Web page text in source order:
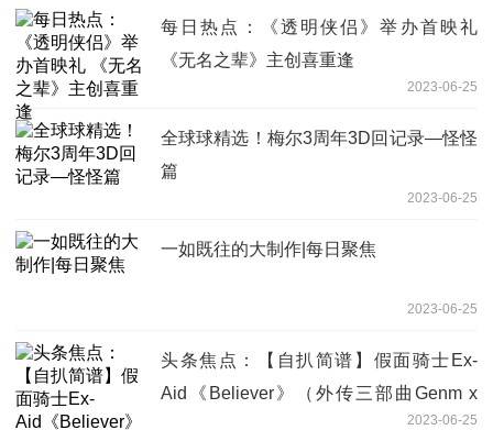
每日热点：《透明侠侣》举办首映礼
《无名之辈》主创喜重逢
2023-06-25
全球球精选！梅尔3周年3D回记录—怪怪
篇
2023-06-25
一如既往的大制作|每日聚焦
2023-06-25
头条焦点：【自扒简谱】假面骑士Ex-
Aid《Believer》（外传三部曲Genm x
2023-06-25